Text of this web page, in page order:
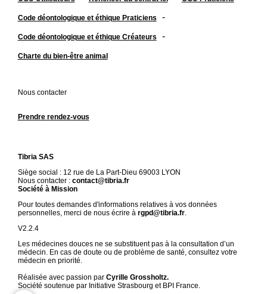
Code déontologique et éthique Praticiens -
Code déontologique et éthique Créateurs -
Charte du bien-être animal
Nous contacter
Prendre rendez-vous
Tibria SAS
Siège social : 12 rue de La Part-Dieu 69003 LYON
Nous contacter : contact@tibria.fr
Société à Mission
Pour toutes demandes d'informations relatives à vos données
personnelles, merci de nous écrire à rgpd@tibria.fr.
V2.2.4
Les médecines douces ne se substituent pas à la consultation d’un
médecin. En cas de doute ou de problème de santé, consultez votre
médecin en priorité.
Réalisée avec passion par Cyrille Grossholtz.
Société soutenue par Initiative Strasbourg et BPI France.